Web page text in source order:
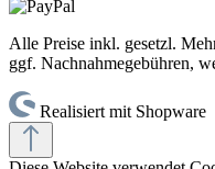
Alle Preise inkl. gesetzl.
ggf. Nachnahmegebühren,
Realisiert mit Shopware